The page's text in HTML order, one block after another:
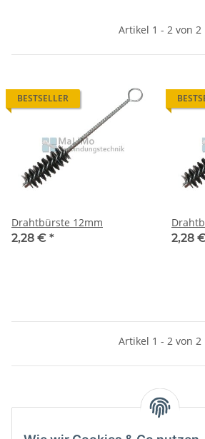
Artikel 1 - 2 von 2
BESTSELLER
Drahtbürste 12mm
2,28 € *
2,28
Artikel 1 - 2 von 2